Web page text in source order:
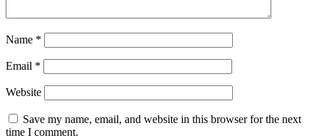
Name *
Email *
Website
Save my name, email, and website in this browser for the next
time I comment.